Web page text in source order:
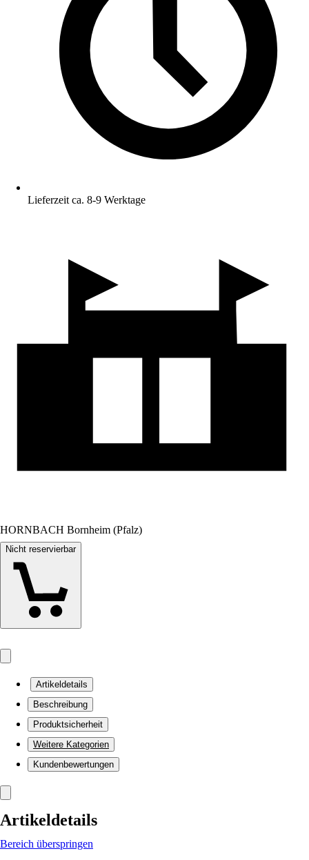
Lieferzeit ca. 8-9 Werktage
HORNBACH Bornheim (Pfalz)
Nicht reservierbar
Artikeldetails
Beschreibung
Produktsicherheit
Weitere Kategorien
Kundenbewertungen
Artikeldetails
Bereich überspringen